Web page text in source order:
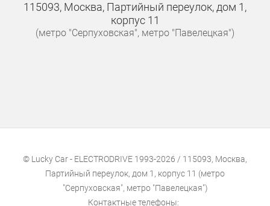
115093, Москва, Партийный переулок, дом 1,
корпус 11
(метро "Серпуховская", метро "Павелецкая")
© Lucky Car - ELECTRODRIVE 1993-2026 / 115093, Москва,
Партийный переулок, дом 1, корпус 11 (метро
"Серпуховская", метро "Павелецкая")
Контактные телефоны: